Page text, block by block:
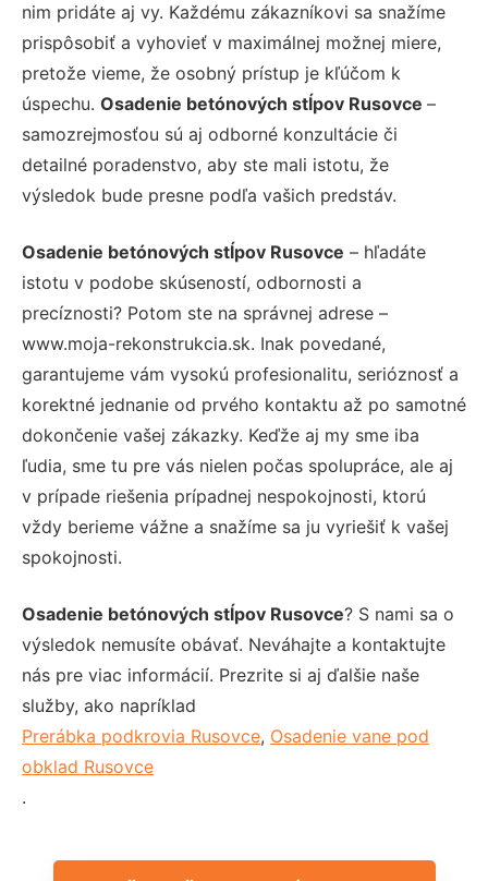
nim pridáte aj vy. Každému zákazníkovi sa snažíme
prispôsobiť a vyhovieť v maximálnej možnej miere,
pretože vieme, že osobný prístup je kľúčom k
úspechu. Osadenie betónových stĺpov Rusovce –
samozrejmosťou sú aj odborné konzultácie či
detailné poradenstvo, aby ste mali istotu, že
výsledok bude presne podľa vašich predstáv.
Osadenie betónových stĺpov Rusovce – hľadáte
istotu v podobe skúseností, odbornosti a
precíznosti? Potom ste na správnej adrese –
www.moja-rekonstrukcia.sk. Inak povedané,
garantujeme vám vysokú profesionalitu, serióznosť a
korektné jednanie od prvého kontaktu až po samotné
dokončenie vašej zákazky. Keďže aj my sme iba
ľudia, sme tu pre vás nielen počas spolupráce, ale aj
v prípade riešenia prípadnej nespokojnosti, ktorú
vždy berieme vážne a snažíme sa ju vyriešiť k vašej
spokojnosti.
Osadenie betónových stĺpov Rusovce? S nami sa o
výsledok nemusíte obávať. Neváhajte a kontaktujte
nás pre viac informácií. Prezrite si aj ďalšie naše
služby, ako napríklad
Prerábka podkrovia Rusovce, Osadenie vane pod
obklad Rusovce
.